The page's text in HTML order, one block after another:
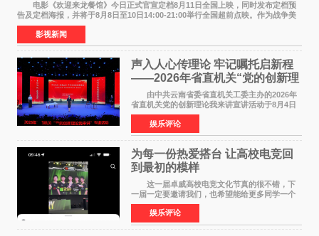
电影《欢迎来龙餐馆》今日正式官宣定档8月11日全国上映，同时发布定档预
告及定档海报，并将于8月8日至10日14:00-21:00举行全国超前点映。作为战争美
食大片，影片讲述的是中国厨师徐福（沈腾
影视新闻
声入人心传理论 牢记嘱托启新程
——2026年省直机关“党的创新理
论我来讲”宣讲活动圆满落幕
由中共云南省委省直机关工委主办的2026年
省直机关党的创新理论我来讲宣讲活动于8月4日
至5日在昆明举办。活动以 "牢记嘱托 感恩奋进
开创云南发展新局面 "为主题，坚持以新时代中国
特色社会主义
娱乐评论
为每一份热爱搭台 让高校电竞回
到最初的模样
这一届卓威高校电竞文化节真的很不错，下
一届一定要邀请我们，也希望能给更多同学一个
来到现场的机会。 2026卓威高校电竞文化节
已经落下帷幕，在活动结束后，仍有不少高校电
竞社负责人和现
娱乐评论